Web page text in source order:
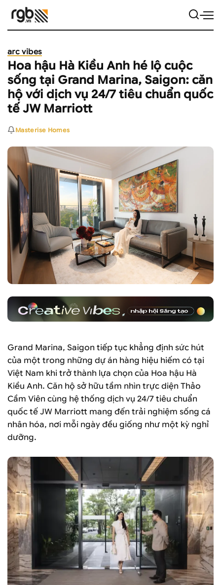
arc vibes
Hoa hậu Hà Kiều Anh hé lộ cuộc
sống tại Grand Marina, Saigon: căn
hộ với dịch vụ 24/7 tiêu chuẩn quốc
tế JW Marriott
Masterise Homes
Grand Marina, Saigon tiếp tục khẳng định sức hút
của một trong những dự án hàng hiệu hiếm có tại
Việt Nam khi trở thành lựa chọn của Hoa hậu Hà
Kiều Anh. Căn hộ sở hữu tầm nhìn trực diện Thảo
Cầm Viên cùng hệ thống dịch vụ 24/7 tiêu chuẩn
quốc tế JW Marriott mang đến trải nghiệm sống cá
nhân hóa, nơi mỗi ngày đều giống như một kỳ nghỉ
dưỡng.